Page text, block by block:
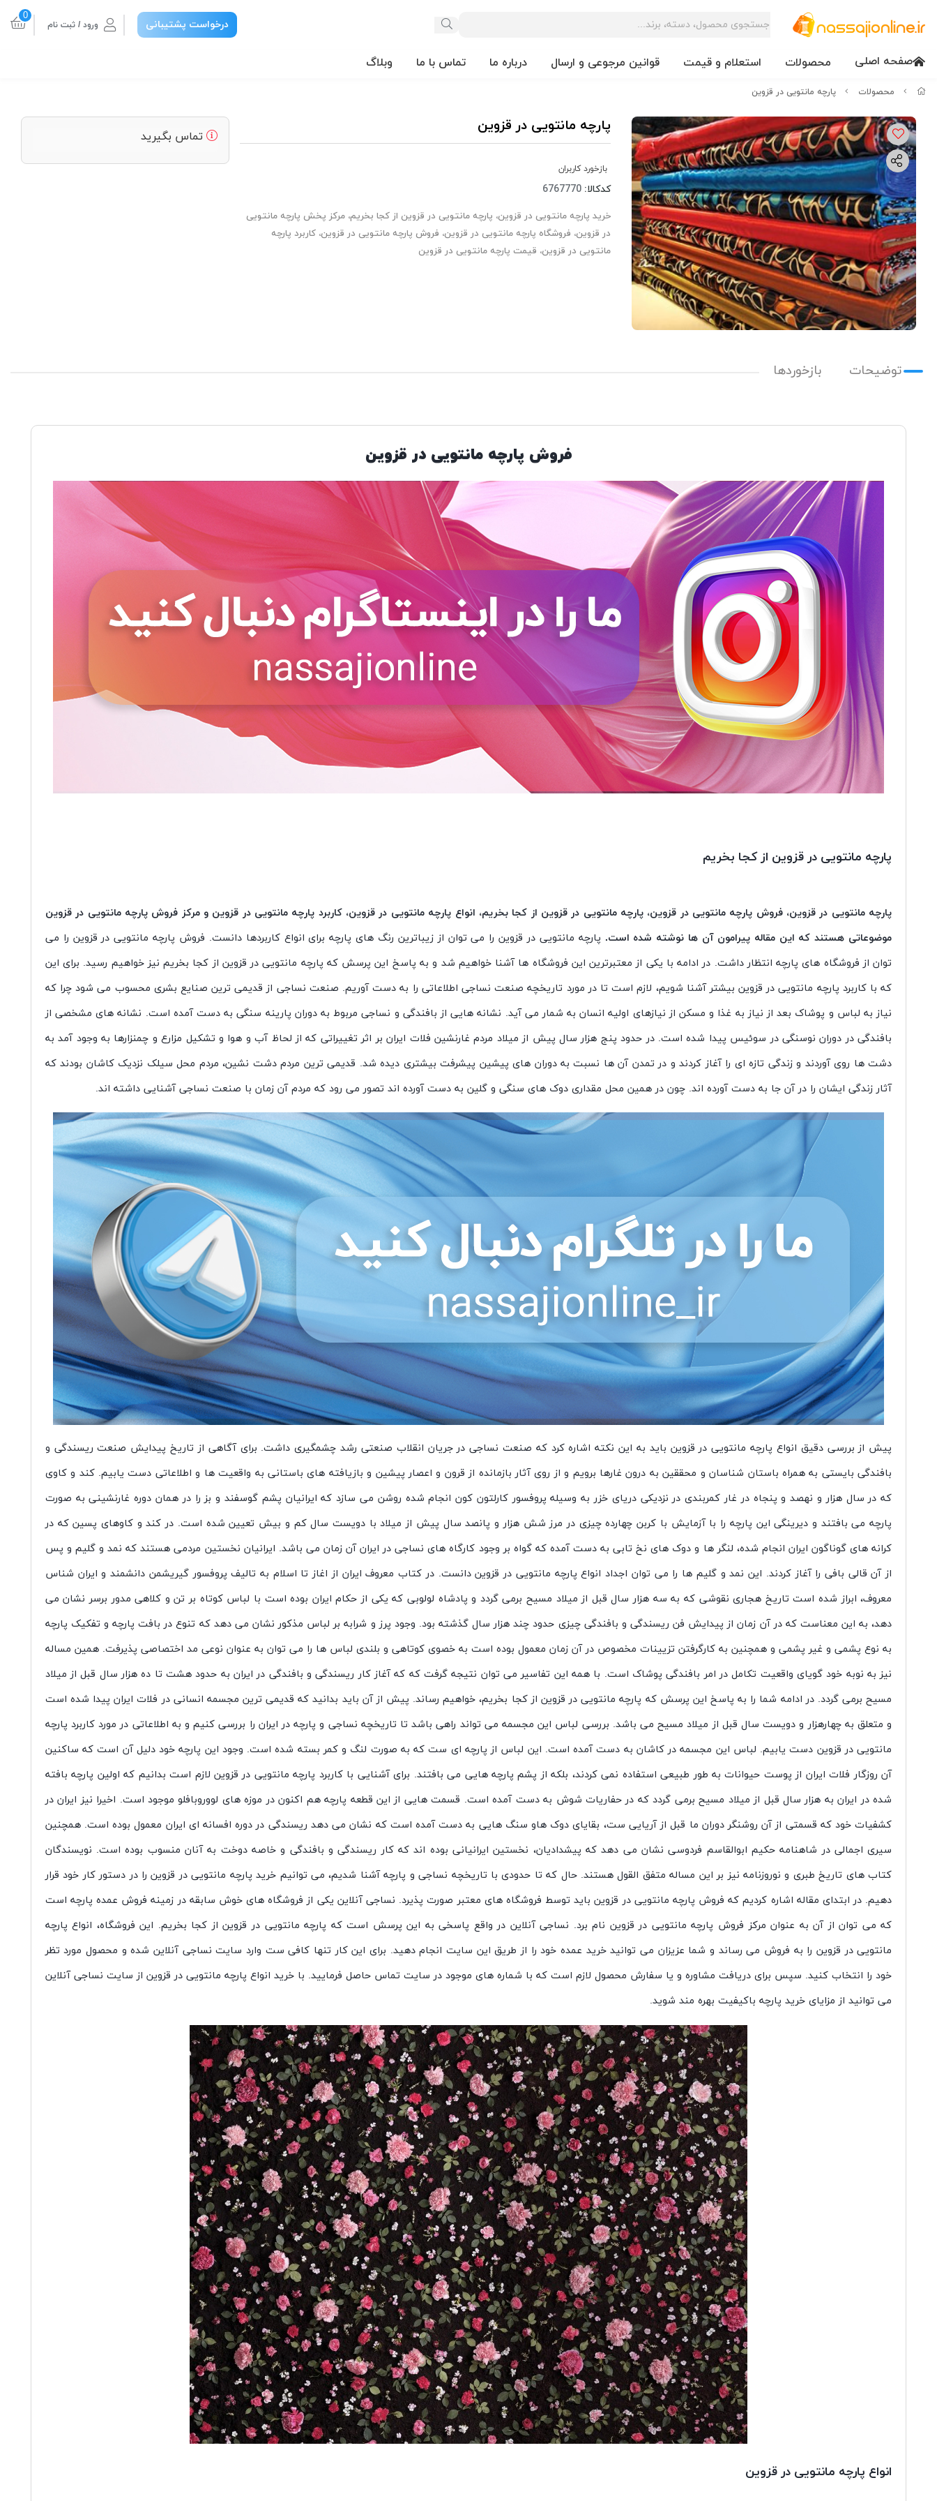
درخواست پشتیبانی ورود / ثبت نام
0
صفحه اصلی محصولات استعلام و قیمت قوانین مرجوعی و ارسال درباره ما تماس با ما وبلاگ
محصولات پارچه مانتویی در قزوین
پارچه مانتویی در قزوین
بازخورد کاربران
کدکالا:
خرید پارچه مانتویی در قزوین، پارچه مانتویی در قزوین از کجا بخریم، مرکز پخش پارچه مانتویی
در قزوین، فروشگاه پارچه مانتویی در قزوین، فروش پارچه مانتویی در قزوین، کاربرد پارچه
مانتویی در قزوین، قیمت پارچه مانتویی در قزوین
تماس بگیرید
توضیحات بازخوردها
فروش پارچه مانتویی در قزوین
پارچه مانتویی در قزوین از کجا بخریم
پارچه مانتویی در قزوین، فروش پارچه مانتویی در قزوین، پارچه مانتویی در قزوین از کجا بخریم، انواع پارچه مانتویی در قزوین، کاربرد پارچه مانتویی در قزوین و مرکز فروش پارچه مانتویی در قزوین
موضوعاتی هستند که این مقاله پیرامون آن ها نوشته شده است. پارچه مانتویی در قزوین را می توان از زیباترین رنگ های پارچه برای انواع کاربردها دانست. فروش پارچه مانتویی در قزوین را می
توان از فروشگاه های پارچه انتظار داشت. در ادامه با یکی از معتبرترین این فروشگاه ها آشنا خواهیم شد و به پاسخ این پرسش که پارچه مانتویی در قزوین از کجا بخریم نیز خواهیم رسید. برای این
که با کاربرد پارچه مانتویی در قزوین بیشتر آشنا شویم، لازم است تا در مورد تاریخچه صنعت نساجی اطلاعاتی را به دست آوریم. صنعت نساجی از قدیمی ترین صنایع بشری محسوب می شود چرا که
نیاز به لباس و پوشاک بعد از نیاز به غذا و مسکن از نیازهای اولیه انسان به شمار می آید. نشانه هایی از بافندگی و نساجی مربوط به دوران پارینه سنگی به دست آمده است. نشانه های مشخصی از
بافندگی در دوران نوسنگی در سوئیس پیدا شده است. در حدود پنج هزار سال پیش از میلاد مردم غارنشین فلات ایران بر اثر تغییراتی که از لحاظ آب و هوا و تشکیل مزارع و چمنزارها به وجود آمد به
دشت ها روی آوردند و زندگی تازه ای را آغاز کردند و در تمدن آن ها نسبت به دوران های پیشین پیشرفت بیشتری دیده شد. قدیمی ترین مردم دشت نشین، مردم محل سیلک نزدیک کاشان بودند که
آثار زندگی ایشان را در آن جا به دست آورده اند. چون در همین محل مقداری دوک های سنگی و گلین به دست آورده اند تصور می رود که مردم آن زمان با صنعت نساجی آشنایی داشته اند.
پیش از بررسی دقیق انواع پارچه مانتویی در قزوین باید به این نکته اشاره کرد که صنعت نساجی در جریان انقلاب صنعتی رشد چشمگیری داشت. برای آگاهی از تاریخ پیدایش صنعت ریسندگی و
بافندگی بایستی به همراه باستان شناسان و محققین به درون غارها برویم و از روی آثار بازمانده از قرون و اعصار پیشین و بازیافته های باستانی به واقعیت ها و اطلاعاتی دست یابیم. کند و کاوی
که در سال هزار و نهصد و پنجاه در غار کمربندی در نزدیکی دریای خزر به وسیله پروفسور کارلتون کون انجام شده روشن می سازد که ایرانیان پشم گوسفند و بز را در همان دوره غارنشینی به صورت
پارچه می بافتند و دیرینگی این پارچه را با آزمایش با کربن چهارده چیزی در مرز شش هزار و پانصد سال پیش از میلاد با دویست سال کم و بیش تعیین شده است. در کند و کاوهای پسین که در
کرانه های گوناگون ایران انجام شده، لنگر ها و دوک های نخ تابی به دست آمده که گواه بر وجود کارگاه های نساجی در ایران آن زمان می باشد. ایرانیان نخستین مردمی هستند که نمد و گلیم و پس
از آن قالی بافی را آغاز کردند. این نمد و گلیم ها را می توان اجداد انواع پارچه مانتویی در قزوین دانست. در کتاب معروف ایران از اغاز تا اسلام به تالیف پروفسور گیریشمن دانشمند و ایران شناس
معروف، ابراز شده است تاریخ هجاری نقوشی که به سه هزار سال قبل از میلاد مسیح برمی گردد و پادشاه لولوبی که یکی از حکام ایران بوده است با لباس کوتاه بر تن و کلاهی مدور برسر نشان می
دهد، به این معناست که در آن زمان از پیدایش فن ریسندگی و بافندگی چیزی حدود چند هزار سال گذشته بود. وجود پرز و شرابه بر لباس مذکور نشان می دهد که تنوع در بافت پارچه و تفکیک پارچه
به نوع پشمی و غیر پشمی و همچنین به کارگرفتن تزیینات مخصوص در آن زمان معمول بوده است به خصوی کوتاهی و بلندی لباس ها را می توان به عنوان نوعی مد اختصاصی پذیرفت. همین مساله
نیز به نوبه خود گویای واقعیت تکامل در امر بافندگی پوشاک است. با همه این تفاسیر می توان نتیجه گرفت که که آغاز کار ریسندگی و بافندگی در ایران به حدود هشت تا ده هزار سال قبل از میلاد
مسیح برمی گردد. در ادامه شما را به پاسخ این پرسش که پارچه مانتویی در قزوین از کجا بخریم، خواهیم رساند. پیش از آن باید بدانید که قدیمی ترین مجسمه انسانی در فلات ایران پیدا شده است
و متعلق به چهارهزار و دویست سال قبل از میلاد مسیح می باشد. بررسی لباس این مجسمه می تواند راهی باشد تا تاریخچه نساجی و پارچه در ایران را بررسی کنیم و به اطلاعاتی در مورد کاربرد پارچه
مانتویی در قزوین دست یابیم. لباس این مجسمه در کاشان به دست آمده است. این لباس از پارچه ای ست که به صورت لنگ و کمر بسته شده است. وجود این پارچه خود دلیل آن است که ساکنین
آن روزگار فلات ایران از پوست حیوانات به طور طبیعی استفاده نمی کردند، بلکه از پشم پارچه هایی می بافتند. برای آشنایی با کاربرد پارچه مانتویی در قزوین لازم است بدانیم که اولین پارچه بافته
شده در ایران به هزار سال قبل از میلاد مسیح برمی گردد که در حفاریات شوش به دست آمده است. قسمت هایی از این قطعه پارچه هم اکنون در موزه های لووروبافلو موجود است. اخیرا نیز ایران در
کشفیات خود که قسمتی از آن روشنگر دوران ما قبل از آریایی ست، بقایای دوک هاو سنگ هایی به دست آمده است که نشان می دهد ریسندگی در دوره افسانه ای ایران معمول بوده است. همچنین
سیری اجمالی در شاهنامه حکیم ابوالقاسم فردوسی نشان می دهد که پیشدادیان، نخستین ایرانیانی بوده اند که کار ریسندگی و بافندگی و خاصه دوخت به آنان منسوب بوده است. نویسندگان
کتاب های تاریخ طبری و نوروزنامه نیز بر این مساله متفق القول هستند. حال که تا حدودی با تاریخچه نساجی و پارچه آشنا شدیم، می توانیم خرید پارچه مانتویی در قزوین را در دستور کار خود قرار
دهیم. در ابتدای مقاله اشاره کردیم که فروش پارچه مانتویی در قزوین باید توسط فروشگاه های معتبر صورت پذیرد. نساجی آنلاین یکی از فروشگاه های خوش سابقه در زمینه فروش عمده پارچه است
که می توان از آن به عنوان مرکز فروش پارچه مانتویی در قزوین نام برد. نساجی آنلاین در واقع پاسخی به این پرسش است که پارچه مانتویی در قزوین از کجا بخریم. این فروشگاه، انواع پارچه
مانتویی در قزوین را به فروش می رساند و شما عزیزان می توانید خرید عمده خود را از طریق این سایت انجام دهید. برای این کار تنها کافی ست وارد سایت نساجی آنلاین شده و محصول مورد تظر
خود را انتخاب کنید. سپس برای دریافت مشاوره و یا سفارش محصول لازم است که با شماره های موجود در سایت تماس حاصل فرمایید. با خرید انواع پارچه مانتویی در قزوین از سایت نساجی آنلاین
می توانید از مزایای خرید پارچه باکیفیت بهره مند شوید.
انواع پارچه مانتویی در قزوین